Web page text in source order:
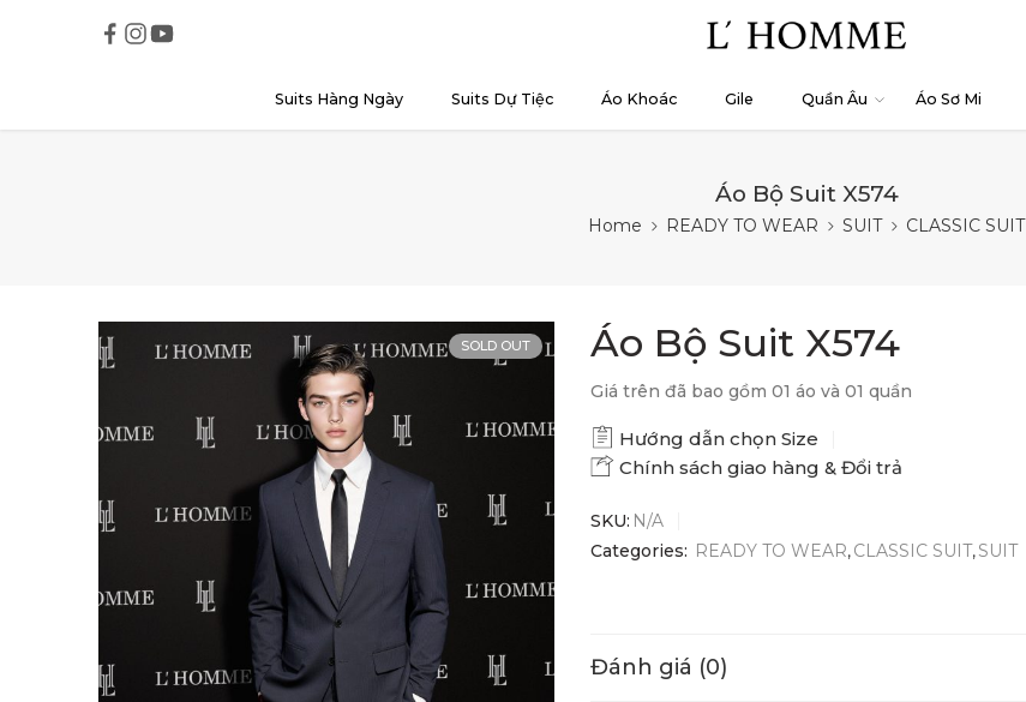
Suits Hàng Ngày Suits Dự Tiệc Áo Khoác Gile Quần Âu Áo Sơ Mi
Áo Bộ Suit X574
Home READY TO WEAR SUIT CLASSIC SUIT
SOLD OUT Áo Bộ Suit X574
Giá trên đã bao gồm 01 áo và 01 quần
Hướng dẫn chọn Size
Chính sách giao hàng & Đổi trả
SKU: N/A
Categories: READY TO WEAR,CLASSIC SUIT,SUIT
Đánh giá (0)